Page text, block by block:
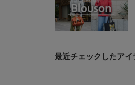
最近チェックしたアイ